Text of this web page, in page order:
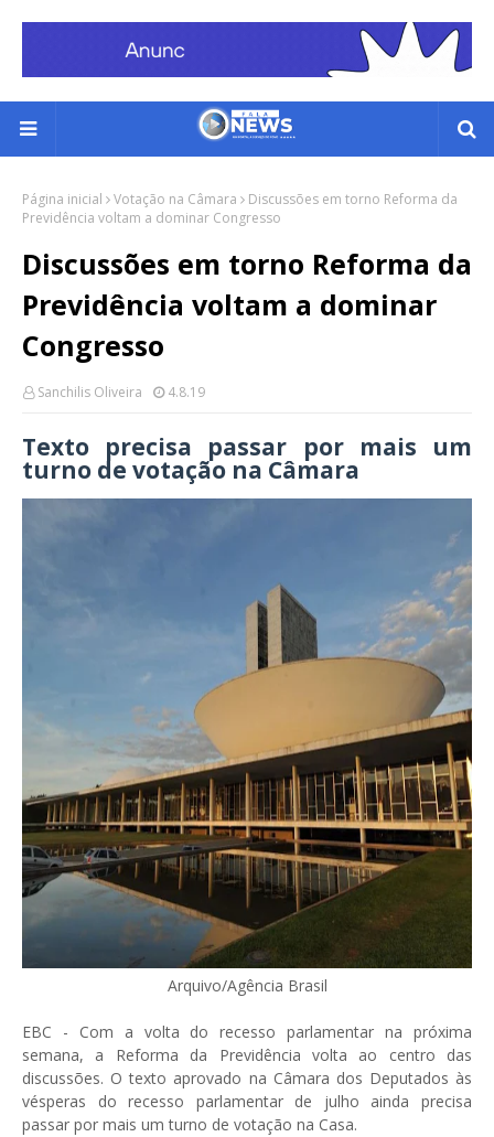
Página inicial Votação na Câmara
Discussões em torno Reforma da
Previdência voltam a dominar Congresso
Discussões em torno Reforma da
Previdência voltam a dominar
Congresso
Sanchilis Oliveira 4.8.19
Texto precisa passar por mais um
turno de votação na Câmara
Arquivo/Agência Brasil
EBC - Com a volta do recesso parlamentar na próxima
semana, a Reforma da Previdência volta ao centro das
discussões. O texto aprovado na Câmara dos Deputados às
vésperas do recesso parlamentar de julho ainda precisa
passar por mais um turno de votação na Casa.